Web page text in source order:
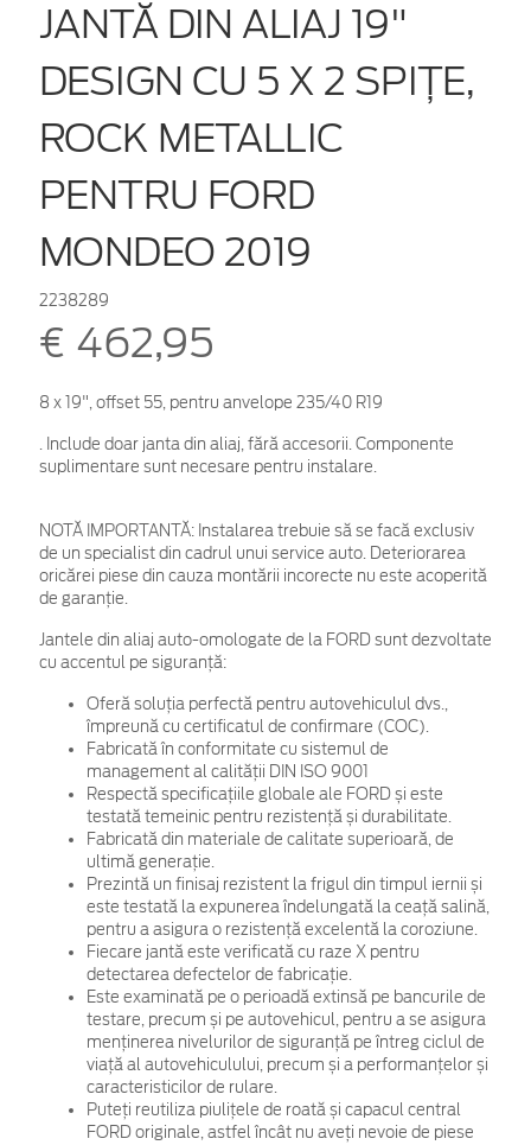
JANTĂ DIN ALIAJ 19"
DESIGN CU 5 X 2 SPIȚE,
ROCK METALLIC
PENTRU FORD
MONDEO 2019
2238289
€ 462,95
8 x 19", offset 55, pentru anvelope 235/40 R19
. Include doar janta din aliaj, fără accesorii. Componente
suplimentare sunt necesare pentru instalare.
NOTĂ IMPORTANTĂ: Instalarea trebuie să se facă exclusiv
de un specialist din cadrul unui service auto. Deteriorarea
oricărei piese din cauza montării incorecte nu este acoperită
de garanţie.
Jantele din aliaj auto-omologate de la FORD sunt dezvoltate
cu accentul pe siguranță:
Oferă soluția perfectă pentru autovehiculul dvs.,
împreună cu certificatul de confirmare (COC).
Fabricată în conformitate cu sistemul de
management al calității DIN ISO 9001
Respectă specificațiile globale ale FORD și este
testată temeinic pentru rezistență și durabilitate.
Fabricată din materiale de calitate superioară, de
ultimă generație.
Prezintă un finisaj rezistent la frigul din timpul iernii și
este testată la expunerea îndelungată la ceață salină,
pentru a asigura o rezistență excelentă la coroziune.
Fiecare jantă este verificată cu raze X pentru
detectarea defectelor de fabricație.
Este examinată pe o perioadă extinsă pe bancurile de
testare, precum și pe autovehicul, pentru a se asigura
menținerea nivelurilor de siguranță pe întreg ciclul de
viață al autovehiculului, precum și a performanțelor și
caracteristicilor de rulare.
Puteți reutiliza piulițele de roată și capacul central
FORD originale, astfel încât nu aveți nevoie de piese